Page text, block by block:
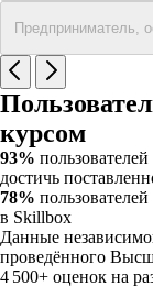
Предприниматель,
курсом
93%
достичь
78%
в Skillbox
Данные
проведённого
4 500+ оценок на